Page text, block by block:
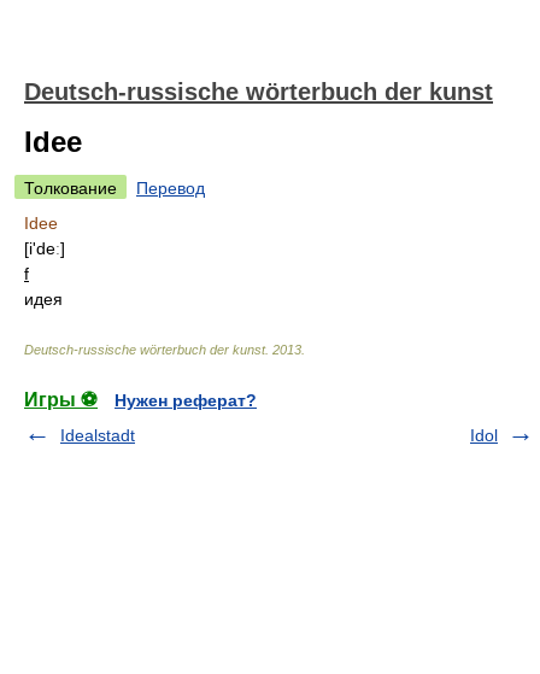
Deutsch-russische wörterbuch der kunst
Idee
Толкование
Перевод
Idee
[i'deː]
f
идея
Deutsch-russische wörterbuch der kunst. 2013
Игры ⚽
Нужен реферат?
Idealstadt
Idol